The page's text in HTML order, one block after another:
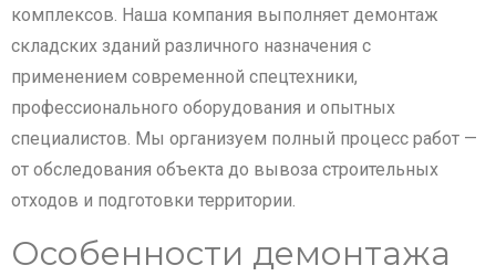
комплексов. Наша компания выполняет демонтаж
складских зданий различного назначения с
применением современной спецтехники,
профессионального оборудования и опытных
специалистов. Мы организуем полный процесс работ —
от обследования объекта до вывоза строительных
отходов и подготовки территории.
Особенности демонтажа